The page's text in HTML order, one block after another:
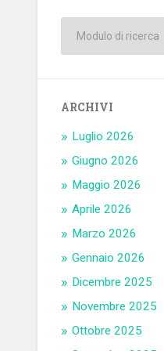
ARCHIVI
Luglio 2026
Giugno 2026
Maggio 2026
Aprile 2026
Marzo 2026
Gennaio 2026
Dicembre 2025
Novembre 2025
Ottobre 2025